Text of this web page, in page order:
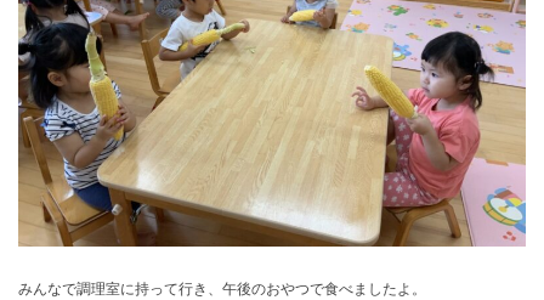
みんなで調理室に持って行き、午後のおやつで食べましたよ。